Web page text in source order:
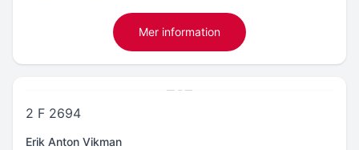
Mer information
2 F 2694
Erik Anton Vikman